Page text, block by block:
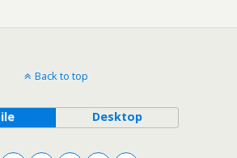
Back to top
Desktop